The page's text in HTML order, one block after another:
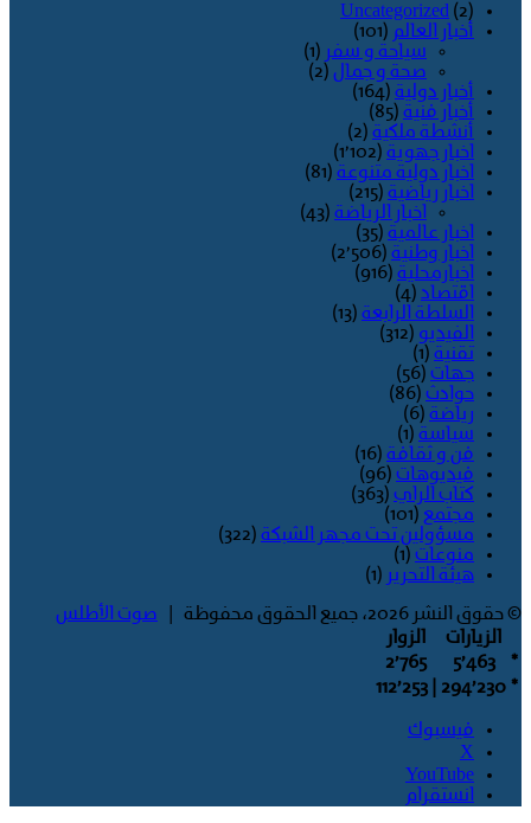
Uncategorized (2)
أخبار العالم (101)
سياحة و سفر (1)
صحة و جمال (2)
أخبار دولية (164)
أخبار فنية (85)
أنشطة ملكية (2)
اخبار جهوية (1٬102)
اخبار دولية متنوعة (81)
اخبار رياضية (215)
اخبار الرياضة (43)
اخبار عالمية (35)
اخبار وطنية (2٬506)
اخبارمحلية (916)
اقتصاد (4)
السلطة الرابعة (13)
الفيديو (312)
تقنية (1)
جهات (56)
حوادث (86)
رياضة (6)
سياسة (1)
فن و ثقافة (16)
فيديوهات (96)
كتاب الراي (363)
مجتمع (101)
مسؤولين تحت مجهر الشبكة (322)
منوعات (1)
هيئة التحرير (1)
© حقوق النشر 2026، جميع الحقوق محفوظة |
صوت الأطلس
الزيارات
الزوار
*
5٬463
2٬765
* 294٬230
فيسبوك
‫X
‫YouTube
انستقرام